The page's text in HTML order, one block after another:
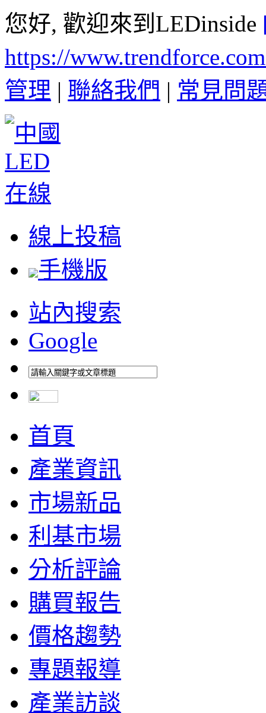
您好, 歡迎來到LEDinside
https://
管理 | 聯絡我們 | 常見問
線上投稿
手機版
站內搜索
Google
首頁
產業資訊
市場新品
利基市場
分析評論
購買報告
價格趨勢
專題報導
產業訪談